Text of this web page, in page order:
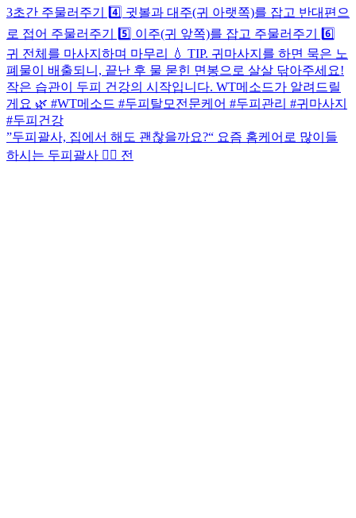
”두피괄사, 집에서 해도 괜찮을까요?“ 요즘 홈케어로 많이들
하시는 두피괄사 🙋‍♀️ 전